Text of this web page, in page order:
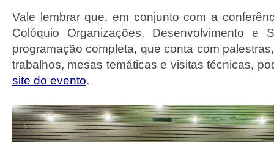
Vale lembrar que, em conjunto com a
Colóquio Organizações, Desenvolvimento e
programação completa, que conta com
trabalhos, mesas temáticas e visitas técnicas,
site do evento.